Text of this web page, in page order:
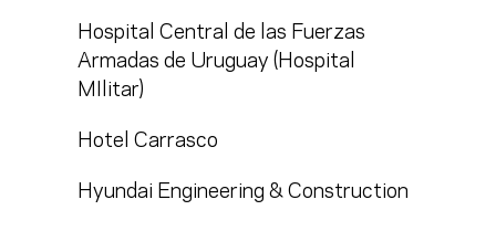
Hospital Central de las Fuerzas
Armadas de Uruguay (Hospital
MIlitar)
Hotel Carrasco
Hyundai Engineering & Construction